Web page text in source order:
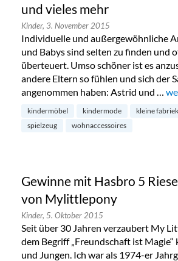
und vieles mehr
Kinder, 3. November 2015
Individuelle und außergewöhnliche
und Babys sind selten zu finden und
überteuert. Umso schöner ist es
andere Eltern so fühlen und sich der
angenommen haben: Astrid und …
kindermöbel kindermode kleine fabriek
spielzeug
wohnaccessoires
Gewinne mit Hasbro 5
von Mylittlepony
Kinder, 5. Oktober 2015
Seit über 30 Jahren verzaubert My
dem Begriff „Freundschaft ist Magie“
und Jungen. Ich war als 1974-er